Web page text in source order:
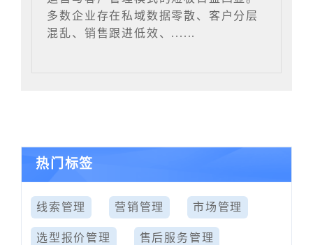
多数企业存在私域数据零散、客户分层
混乱、销售跟进低效、......
热门标签
线索管理 营销管理 市场管理
选型报价管理 售后服务管理